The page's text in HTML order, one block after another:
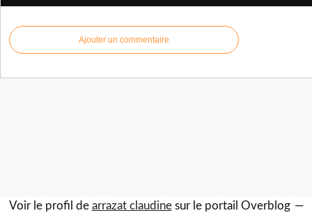
Ajouter un commentaire
Voir le profil de arrazat claudinesur le portail Overblog